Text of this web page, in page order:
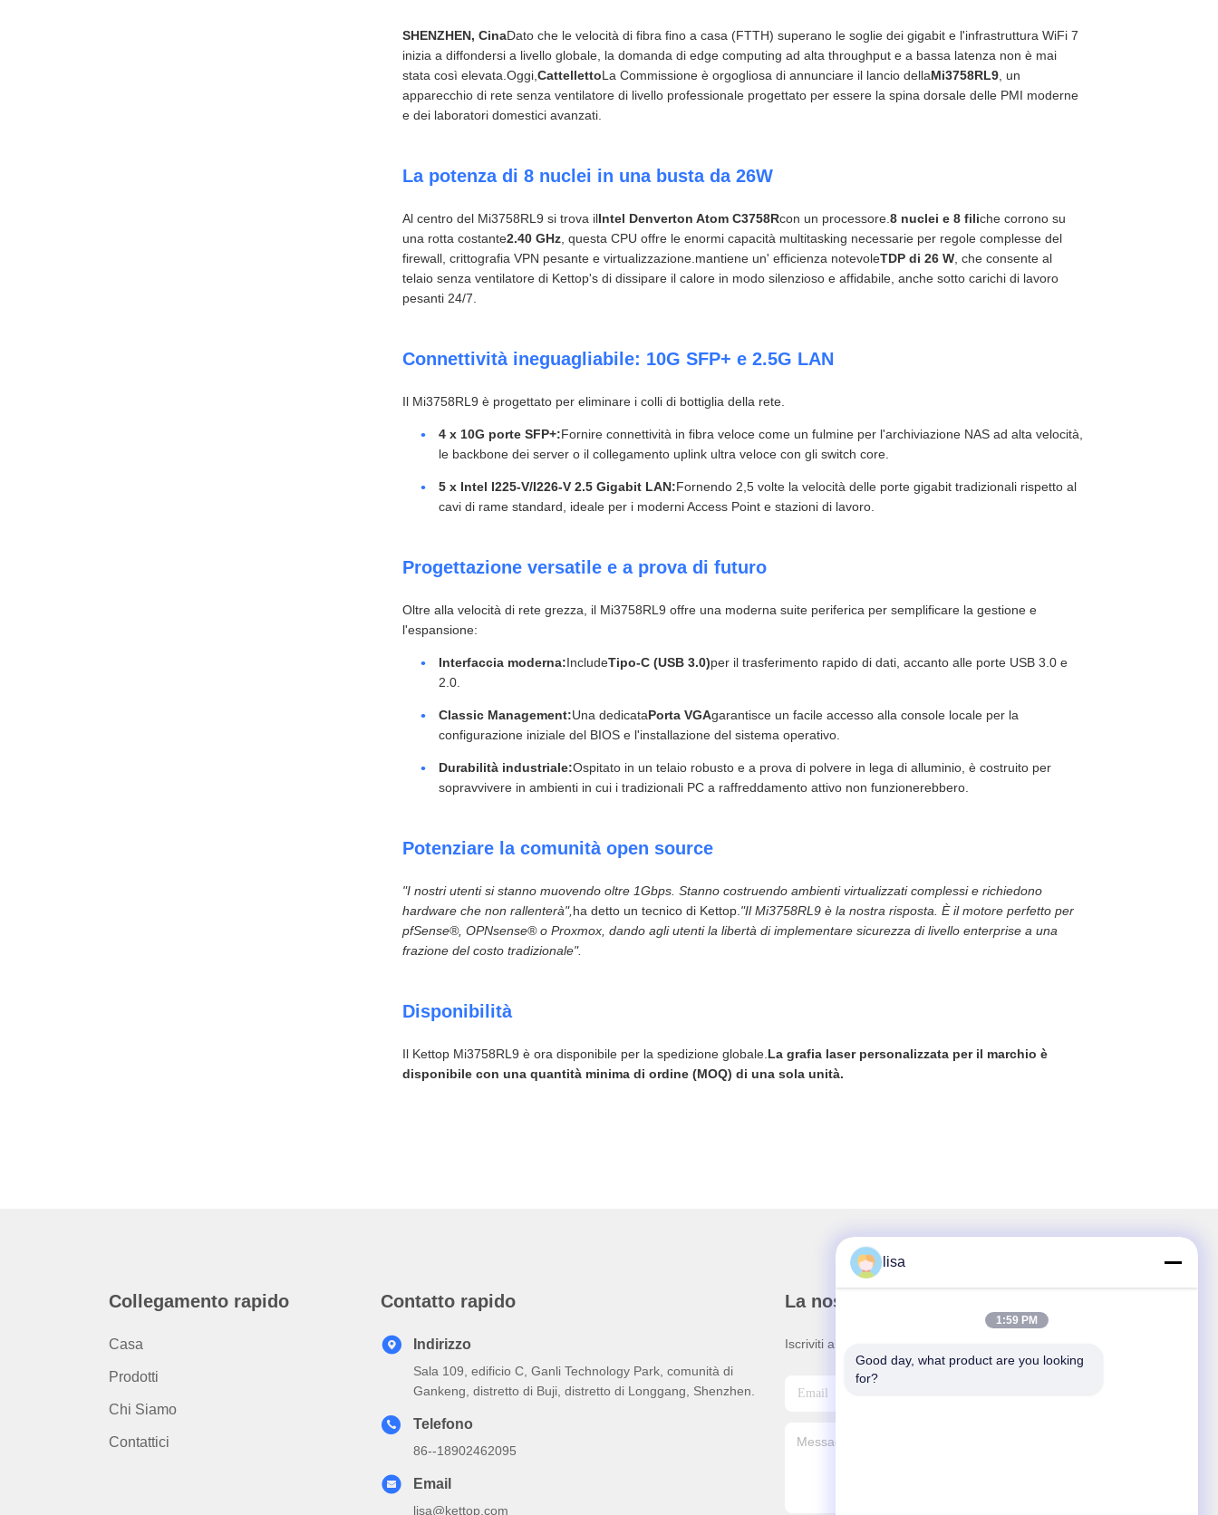
SHENZHEN, CinaDato che le velocità di fibra fino a casa (FTTH) superano le soglie dei gigabit e l'infrastruttura WiFi 7
inizia a diffondersi a livello globale, la domanda di edge computing ad alta throughput e a bassa latenza non è mai
stata così elevata.Oggi, CattellettoLa Commissione è orgogliosa di annunciare il lancio dellaMi3758RL9 , un
apparecchio di rete senza ventilatore di livello professionale progettato per essere la spina dorsale delle PMI moderne
e dei laboratori domestici avanzati.
La potenza di 8 nuclei in una busta da 26W
Al centro del Mi3758RL9 si trova ilIntel Denverton Atom C3758Rcon un processore. 8 nuclei e 8 filiche corrono su
una rotta costante2.40 GHz , questa CPU offre le enormi capacità multitasking necessarie per regole complesse del
firewall, crittografia VPN pesante e virtualizzazione.mantiene un' efficienza notevoleTDP di 26 W , che consente al
telaio senza ventilatore di Kettop's di dissipare il calore in modo silenzioso e affidabile, anche sotto carichi di lavoro
pesanti 24/7.
Connettività ineguagliabile: 10G SFP+ e 2.5G LAN
Il Mi3758RL9 è progettato per eliminare i colli di bottiglia della rete.
4 x 10G porte SFP+:Fornire connettività in fibra veloce come un fulmine per l'archiviazione NAS ad alta velocità,
le backbone dei server o il collegamento uplink ultra veloce con gli switch core.
5 x Intel I225-V/I226-V 2.5 Gigabit LAN:Fornendo 2,5 volte la velocità delle porte gigabit tradizionali rispetto al
cavi di rame standard, ideale per i moderni Access Point e stazioni di lavoro.
Progettazione versatile e a prova di futuro
Oltre alla velocità di rete grezza, il Mi3758RL9 offre una moderna suite periferica per semplificare la gestione e
l'espansione:
Interfaccia moderna:IncludeTipo-C (USB 3.0)per il trasferimento rapido di dati, accanto alle porte USB 3.0 e
2.0.
Classic Management:Una dedicataPorta VGAgarantisce un facile accesso alla console locale per la
configurazione iniziale del BIOS e l'installazione del sistema operativo.
Durabilità industriale:Ospitato in un telaio robusto e a prova di polvere in lega di alluminio, è costruito per
sopravvivere in ambienti in cui i tradizionali PC a raffreddamento attivo non funzionerebbero.
Potenziare la comunità open source
"I nostri utenti si stanno muovendo oltre 1Gbps. Stanno costruendo ambienti virtualizzati complessi e richiedono
hardware che non rallenterà", ha detto un tecnico di Kettop. "Il Mi3758RL9 è la nostra risposta. È il motore perfetto per
pfSense®, OPNsense® o Proxmox, dando agli utenti la libertà di implementare sicurezza di livello enterprise a una
frazione del costo tradizionale".
Disponibilità
Il Kettop Mi3758RL9 è ora disponibile per la spedizione globale. La grafia laser personalizzata per il marchio è
disponibile con una quantità minima di ordine (MOQ) di una sola unità.
Collegamento rapido
Casa
Prodotti
Chi Siamo
Contattici
Contatto rapido
Indirizzo
Sala 109, edificio C, Ganli Technology Park, comunità di
Gankeng, distretto di Buji, distretto di Longgang, Shenzhen.
Telefono
86--18902462095
Email
lisa@kettop.com
La nostra newsletter
Iscriviti alla nostra newsletter per sconti e altro.
lisa
1:59 PM
Good day, what product are you looking
for?